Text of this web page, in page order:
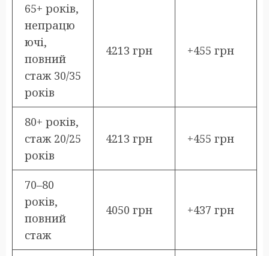
65+ років,
непрацю
ючі,
повний
стаж 30/35
років
4213 грн +455 грн
80+ років,
стаж 20/25
років
4213 грн +455 грн
70–80
років,
повний
стаж
4050 грн +437 грн